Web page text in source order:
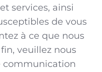
services, ainsi
de vous
à ce que nous
veuillez nous
communication